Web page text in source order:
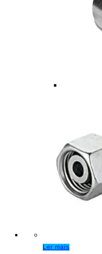
Ler mais